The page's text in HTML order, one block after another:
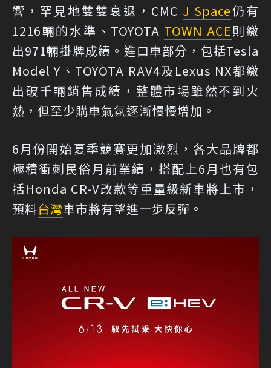
響，罕見地雙雙衰退，CMC J Space仍有
1216輛的水準、TOYOTA TOWN ACE則繳
出971輛掛牌成績。進口車部分，包括Tesla
Model Y、TOYOTA RAV4及Lexus NX都繳
出破千輛銷售成績，整體市場雖然不到火
熱，但至少購車氣氛逐漸慢慢增加。
6月份開始夏季競賽更加激烈，各大品牌都
極積衝刺民俗月前業績，搭配上6月也有包
括Honda CR-V改款等重量級新車將上市，
預料台灣車市將有望進一步反彈。